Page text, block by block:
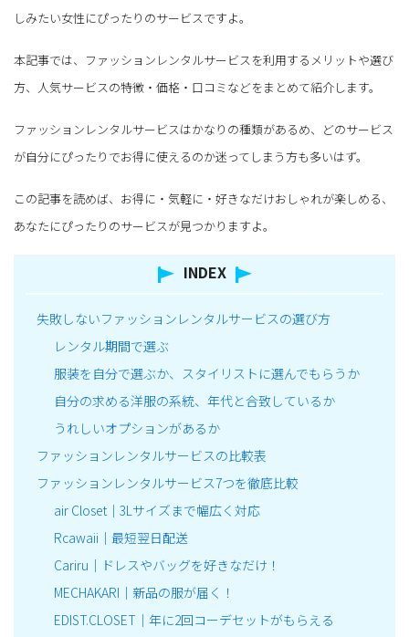
しみたい女性にぴったりのサービスですよ。
本記事では、ファッションレンタルサービスを利用するメリットや選び
方、人気サービスの特徴・価格・口コミなどをまとめて紹介します。
ファッションレンタルサービスはかなりの種類があるめ、どのサービス
が自分にぴったりでお得に使えるのか迷ってしまう方も多いはず。
この記事を読めば、お得に・気軽に・好きなだけおしゃれが楽しめる、
あなたにぴったりのサービスが見つかりますよ。
INDEX
失敗しないファッションレンタルサービスの選び方
レンタル期間で選ぶ
服装を自分で選ぶか、スタイリストに選んでもらうか
自分の求める洋服の系統、年代と合致しているか
うれしいオプションがあるか
ファッションレンタルサービスの比較表
ファッションレンタルサービス7つを徹底比較
air Closet｜3Lサイズまで幅広く対応
Rcawaii｜最短翌日配送
Cariru｜ドレスやバッグを好きなだけ！
MECHAKARI｜新品の服が届く！
EDIST.CLOSET｜年に2回コーデセットがもらえる